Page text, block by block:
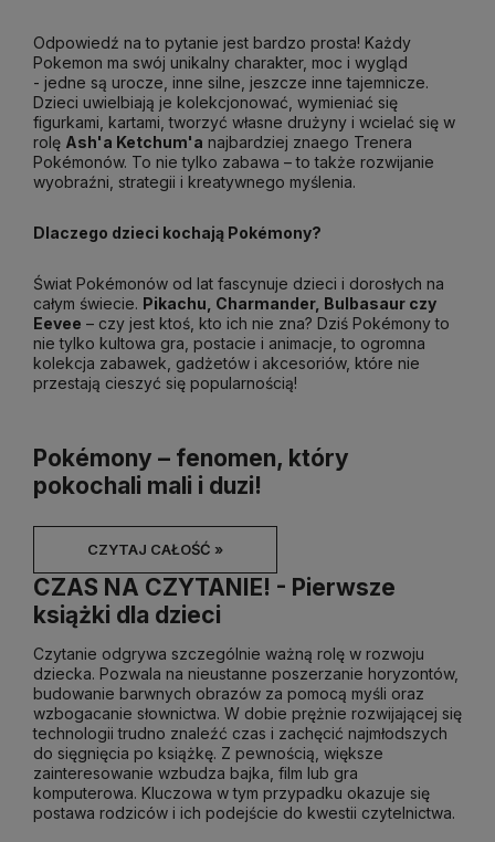
Pokémony – fenomen, który
pokochali mali i duzi!
Świat Pokémonów od lat fascynuje dzieci i dorosłych na
całym świecie. Pikachu, Charmander, Bulbasaur czy
Eevee – czy jest ktoś, kto ich nie zna? Dziś Pokémony to
nie tylko kultowa gra, postacie i animacje, to ogromna
kolekcja zabawek, gadżetów i akcesoriów, które nie
przestają cieszyć się popularnością!
Dlaczego dzieci kochają Pokémony?
Odpowiedź na to pytanie jest bardzo prosta! Każdy
Pokemon ma swój unikalny charakter, moc i wygląd
- jedne są urocze, inne silne, jeszcze inne tajemnicze.
Dzieci uwielbiają je kolekcjonować, wymieniać się
figurkami, kartami, tworzyć własne drużyny i wcielać się w
rolę Ash'a Ketchum'a najbardziej znaego Trenera
Pokémonów. To nie tylko zabawa – to także rozwijanie
wyobraźni, strategii i kreatywnego myślenia.
CZYTAJ CAŁOŚĆ »
CZAS NA CZYTANIE! - Pierwsze
książki dla dzieci
Czytanie odgrywa szczególnie ważną rolę w rozwoju
dziecka. Pozwala na nieustanne poszerzanie horyzontów,
budowanie barwnych obrazów za pomocą myśli oraz
wzbogacanie słownictwa. W dobie prężnie rozwijającej się
technologii trudno znaleźć czas i zachęcić najmłodszych
do sięgnięcia po książkę. Z pewnością, większe
zainteresowanie wzbudza bajka, film lub gra
komputerowa. Kluczowa w tym przypadku okazuje się
postawa rodziców i ich podejście do kwestii czytelnictwa.